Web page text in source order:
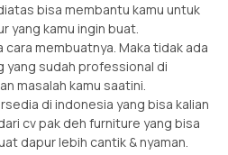
bisa membantu kamu untuk
yang kamu ingin buat.
cara membuatnya. Maka tidak ada
yang sudah professional di
masalah kamu saatini.
di indonesia yang bisa kalian
cv pak deh furniture yang bisa
dapur lebih cantik & nyaman.